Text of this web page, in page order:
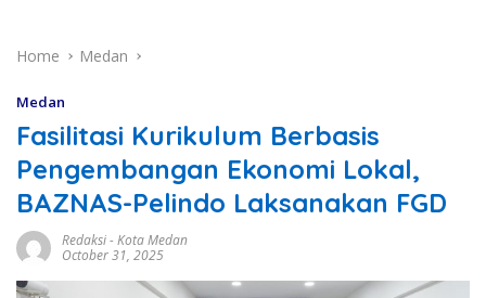
Home Medan
Medan
Fasilitasi Kurikulum Berbasis
Pengembangan Ekonomi Lokal,
BAZNAS-Pelindo Laksanakan FGD
Redaksi-Kota Medan
October 31, 2025